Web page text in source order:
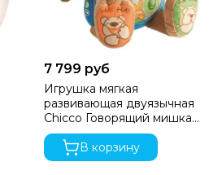
7 799 руб
Игрушка мягкая
развивающая двуязычная
Chicco Говорящий мишка
Teddy
В корзину